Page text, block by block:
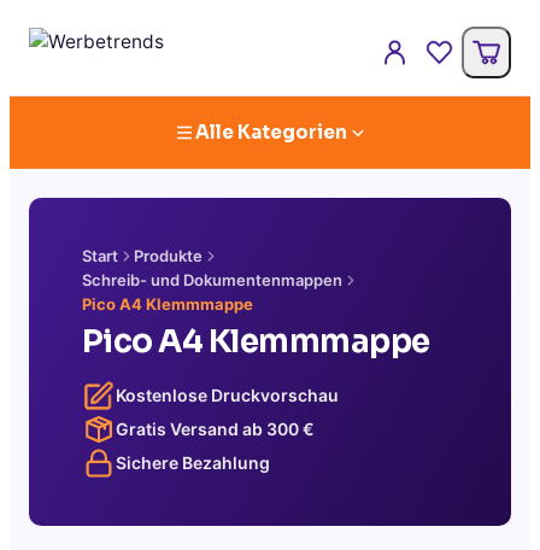
Alle Kategorien
Start
Produkte
Schreib- und Dokumentenmappen
Pico A4 Klemmmappe
Pico A4 Klemmmappe
Kostenlose Druckvorschau
Gratis Versand ab 300€
Sichere Bezahlung